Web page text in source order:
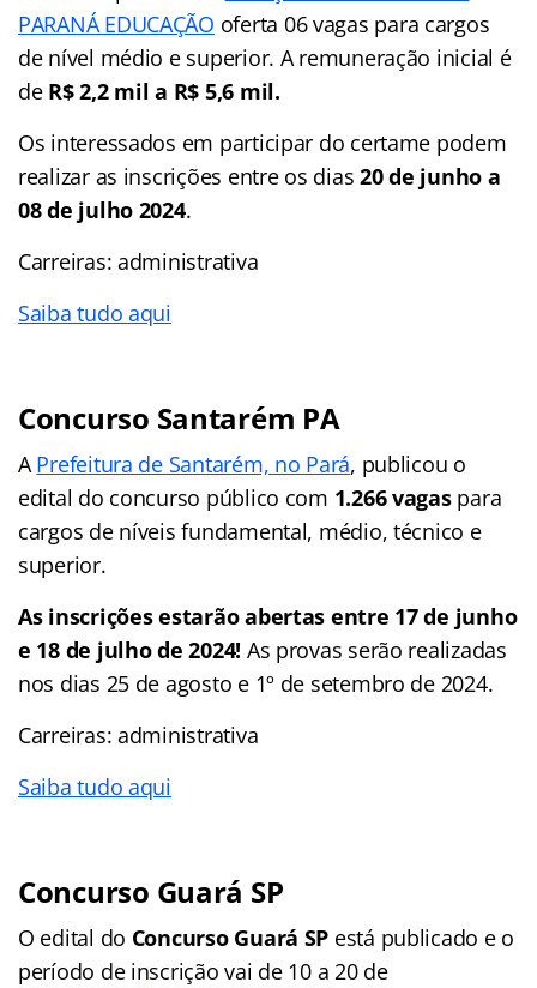
PARANÁ EDUCAÇÃO oferta 06 vagas para cargos
de nível médio e superior. A remuneração inicial é
deR$ 2,2 mil a R$ 5,6 mil.
Os interessados em participar do certame podem
realizar as inscrições entre os dias20 de junho a
08 de julho 2024.
Carreiras: administrativa
Saiba tudo aqui
Concurso Santarém PA
A Prefeitura de Santarém, no Pará, publicou o
edital do concurso público com 1.266 vagaspara
cargos de níveis fundamental, médio, técnico e
superior.
As inscrições estarão abertas entre 17 de junho
e 18 de julho de 2024! As provas serão realizadas
nos dias 25 de agosto e 1º de setembro de 2024.
Carreiras: administrativa
Saiba tudo aqui
Concurso Guará SP
O edital do Concurso Guará SP está publicado e o
período de inscrição vai de 10 a 20 de